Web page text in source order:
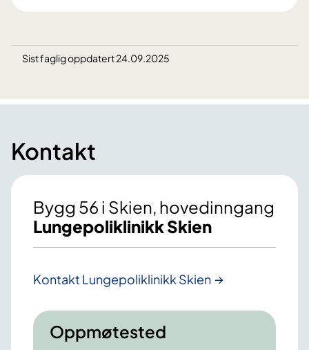
Sist faglig oppdatert 24.09.2025
Kontakt
Bygg 56 i Skien, hovedinngang
Lungepoliklinikk Skien
Kontakt Lungepoliklinikk Skien
Oppmøtested